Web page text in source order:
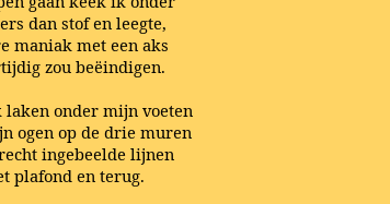
dan stof en leegte,
maniak met een aks
zou beëindigen.
onder mijn voeten
ogen op de drie muren
ingebeelde lijnen
plafond en terug.